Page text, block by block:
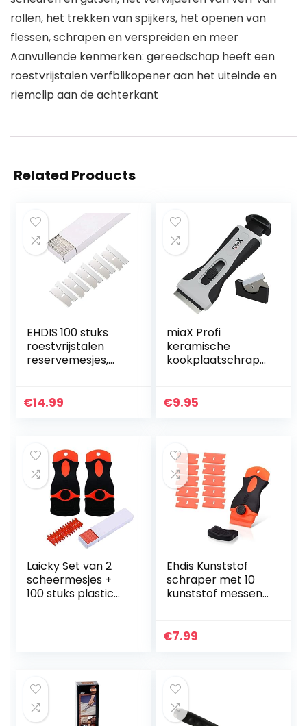
rollen, het trekken van spijkers, het openen van
flessen, schrapen en verspreiden en meer
Aanvullende kenmerken: gereedschap heeft een
roestvrijstalen verfblikopener aan het uiteinde en
riemclip aan de achterkant
Related Products
EHDIS 100 stuks
roestvrijstalen
reservemesjes,
keramische
schraper voor
keramische plaat,
schraper
€14.99
miaX Profi
keramische
kookplaatschrape
schraper voor
kookplaatschrape
r met soft-touch
handgreep –
vervangende
mesjes verwerkt in
glasschraper
€9.95
Laicky Set van 2
scheermesjes +
100 stuks plastic
auto vensterglas
gekleurd vinyl
gereedschap geen
Ehdis Kunststof
schraper met 10
kunststof messen,
voor het
etikettenoplosser
€7.99